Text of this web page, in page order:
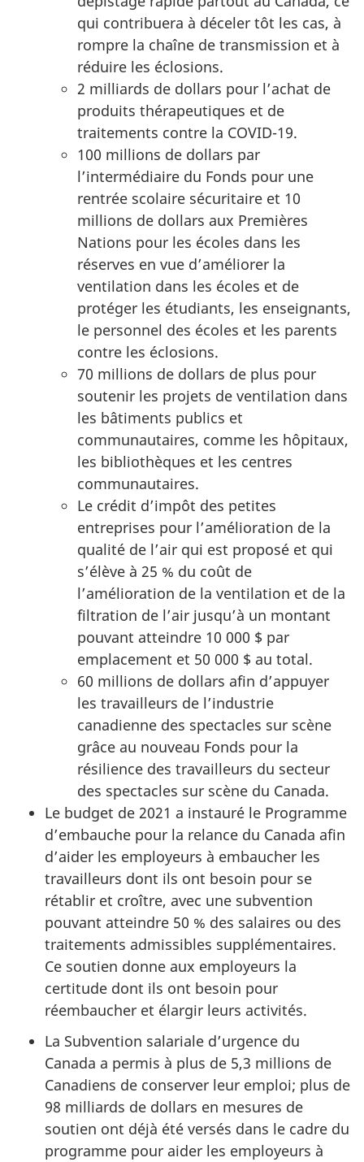
qui contribuera à déceler tôt les cas, à
rompre la chaîne de transmission et à
réduire les éclosions.
2 milliards de dollars pour l’achat de
produits thérapeutiques et de
traitements contre la COVID-19.
100 millions de dollars par
l’intermédiaire du Fonds pour une
rentrée scolaire sécuritaire et 10
millions de dollars aux Premières
Nations pour les écoles dans les
réserves en vue d’améliorer la
ventilation dans les écoles et de
protéger les étudiants, les enseignants,
le personnel des écoles et les parents
contre les éclosions.
70 millions de dollars de plus pour
soutenir les projets de ventilation dans
les bâtiments publics et
communautaires, comme les hôpitaux,
les bibliothèques et les centres
communautaires.
Le crédit d’impôt des petites
entreprises pour l’amélioration de la
qualité de l’air qui est proposé et qui
s’élève à 25 % du coût de
l’amélioration de la ventilation et de la
filtration de l’air jusqu’à un montant
pouvant atteindre 10 000 $ par
emplacement et 50 000 $ au total.
60 millions de dollars afin d’appuyer
les travailleurs de l’industrie
canadienne des spectacles sur scène
grâce au nouveau Fonds pour la
résilience des travailleurs du secteur
des spectacles sur scène du Canada.
Le budget de 2021 a instauré le Programme
d’embauche pour la relance du Canada afin
d’aider les employeurs à embaucher les
travailleurs dont ils ont besoin pour se
rétablir et croître, avec une subvention
pouvant atteindre 50 % des salaires ou des
traitements admissibles supplémentaires.
Ce soutien donne aux employeurs la
certitude dont ils ont besoin pour
réembaucher et élargir leurs activités.
La Subvention salariale d’urgence du
Canada a permis à plus de 5,3 millions de
Canadiens de conserver leur emploi; plus de
98 milliards de dollars en mesures de
soutien ont déjà été versés dans le cadre du
programme pour aider les employeurs à